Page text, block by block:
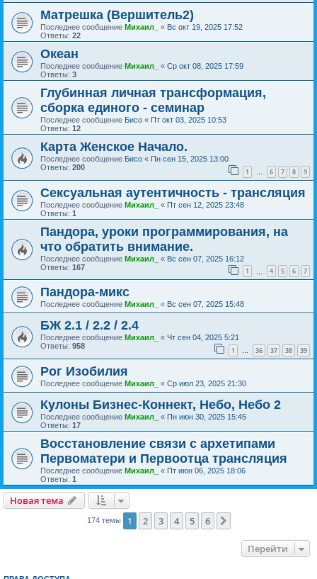
Матрешка (Вершитель2)
Последнее сообщение Михаил_ « Вс окт 19, 2025 17:52
Ответы: 22
Океан
Последнее сообщение Михаил_ « Ср окт 08, 2025 17:59
Ответы: 3
Глубинная личная трансформация,
сборка единого - семинар
Последнее сообщение Бисо « Пт окт 03, 2025 10:53
Ответы: 12
Карта Женское Начало.
Последнее сообщение Бисо « Пн сен 15, 2025 13:00
Ответы: 200 1 … 6 7 8 9
Сексуальная аутентичность - трансляция
Последнее сообщение Михаил_ « Пт сен 12, 2025 23:48
Ответы: 1
Пандора, уроки программирования, на
что обратить внимание.
Последнее сообщение Михаил_ « Вс сен 07, 2025 16:12
Ответы: 167 1 4 5 6 7
Пандора-микс
Последнее сообщение Михаил_ « Вс сен 07, 2025 15:48
БЖ 2.1 / 2.2 / 2.4
Последнее сообщение Михаил_ « Чт сен 04, 2025 5:21
Ответы: 958 1 … 36 37 38 39
Рог Изобилия
Последнее сообщение Михаил_ « Ср июл 23, 2025 21:30
Кулоны Бизнес-Коннект, Небо, Небо 2
Последнее сообщение Михаил_ « Пн июн 30, 2025 15:45
Ответы: 17
Восстановление связи с архетипами
Первоматери и Первоотца трансляция
Последнее сообщение Михаил_ « Пт июн 06, 2025 18:06
Ответы: 1
Новая тема
174 темы 1 2 3 4 5 6
Перейти